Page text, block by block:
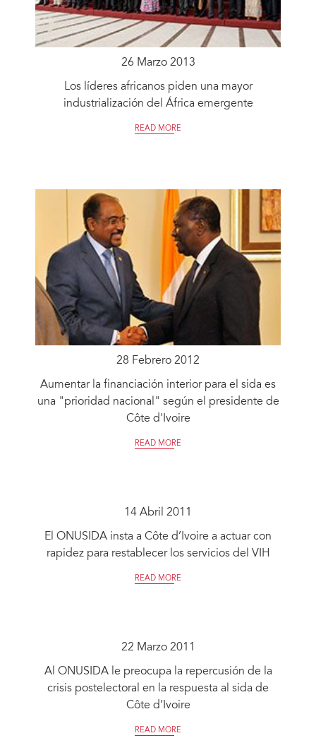
26 Marzo 2013
Los líderes africanos piden una mayor
industrialización del África emergente
READ MORE
28 Febrero 2012
Aumentar la financiación interior para el sida es
una "prioridad nacional" según el presidente de
Côte d'Ivoire
READ MORE
14 Abril 2011
El ONUSIDA insta a Côte d’Ivoire a actuar con
rapidez para restablecer los servicios del VIH
READ MORE
22 Marzo 2011
Al ONUSIDA le preocupa la repercusión de la
crisis postelectoral en la respuesta al sida de
Côte d’Ivoire
READ MORE